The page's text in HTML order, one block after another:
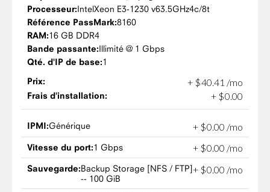
Processeur:IntelXeon E3-1230 v63.5GHz4c/8t
Référence PassMark:8160
RAM:16 GB DDR4
Bande passante:Illimité @ 1 Gbps
Qté. d'IP de base:1
Prix:
+ $40.41 /mo
Frais d'installation: + $0.00
IPMI:Générique + $0 00 /mo
Vitesse du port:1 Gbps + $0.00 /mo
Sauvegarde:Backup Storage [NFS / FTP]
-- 100 GiB
+ $0 00 /mo